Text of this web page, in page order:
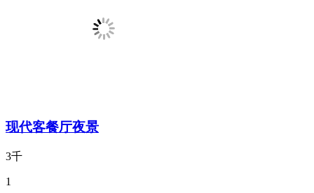
现代客餐厅夜景
3千
1